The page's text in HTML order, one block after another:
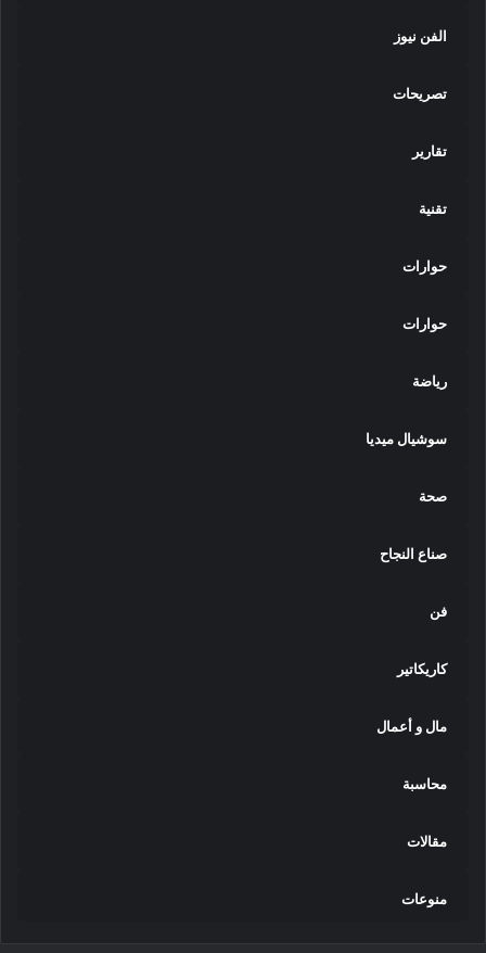
الفن نيوز
تصريحات
تقارير
تقنية
حوارات
حوارات
رياضة
سوشيال ميديا
صحة
صناع النجاح
فن
كاريكاتير
مال و أعمال
محاسبة
مقالات
منوعات